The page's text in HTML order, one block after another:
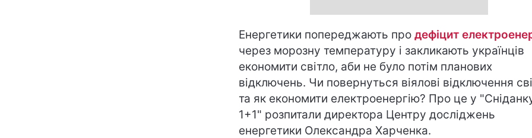
Енергетики попереджають про дефіцит
через морозну температуру і закликають українців
економити світло, аби не було потім планових
відключень. Чи повернуться віялові відключення
та як економити електроенергію? Про це у
1+1" розпитали директора Центру досліджень
енергетики Олександра Харченка.